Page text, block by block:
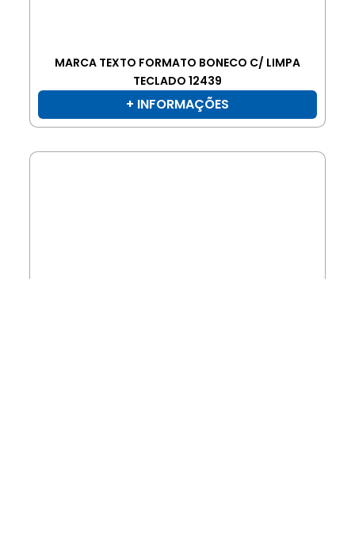
MARCA TEXTO FORMATO BONECO C/ LIMPA
TECLADO 12439
+ INFORMAÇÕES